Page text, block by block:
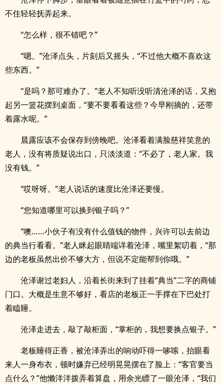
不住轻轻抚弄起来。
“怎么样，很不错吧？”
“嗯。”沧泽点头，片刻后又摇头，“不过他大概不喜欢这
些东西。”
“是吗？那可难办了。”老人不知听没听清沧泽的话，又抱
起另一篮花摆到桌面，“要不要看看这些？今早刚摘的，还带
着露水呢。”
晨露应该不会保存到傍晚吧。沧泽看着满脸慈祥笑意的
老人，没有将质疑说出口，只淡淡道：“不必了，老人家。我
没有钱。”
“哎呀呀。”老人说话的速度比沧泽还要慢。
“您知道哪里可以换到银子吗？”
“噢……小伙子有没有什么值钱的物件，兴许可以去前边
的典当行看看。”老人眯起眼睛端详着沧泽，嘴里絮叨着，“那
边的老板虽然出价不够大方，但说不定能帮到你哦。”
沧泽谢过老妇人，沿着长街来到了挂着“典当”二字的商铺
门口。大概是生意不够好，看店的老板正一手撑在下巴处打
着瞌睡。
沧泽走进去，敲了敲柜面，“掌柜的，我想要换点银子。”
老板睡得正香，被沧泽弄出的响动吓得一哆嗦，抬眼看
来人一身布衣，顿时嫌弃已经明晃晃摆在了脸上：“客官要当
点什么？”他懒洋洋拨弄着算盘，用余光瞟了一眼沧泽，“我们